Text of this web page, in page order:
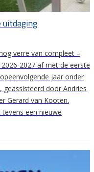
uitdaging
verre van compleet –
2027 af met de eerste
jaar onder
geassisteerd door Andries
Gerard van Kooten.
een nieuwe